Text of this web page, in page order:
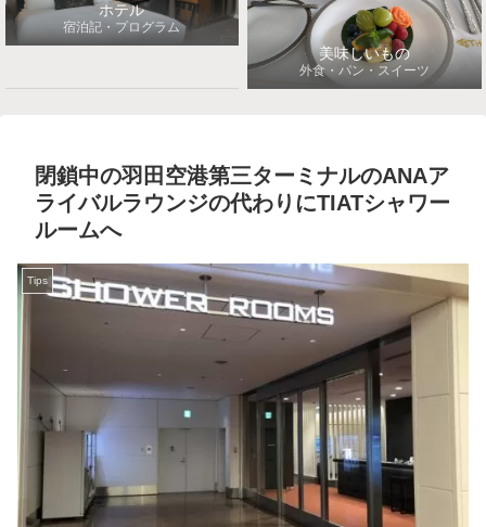
ホテル
宿泊記・プログラム
美味しいもの
外食・パン・スイーツ
閉鎖中の羽田空港第三ターミナルのANAア
ライバルラウンジの代わりにTIATシャワー
ルームへ
Tips